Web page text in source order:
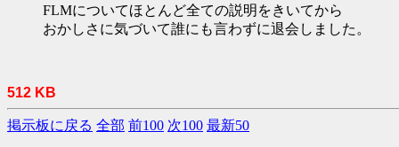
FLMについてほとんど全ての説明をきいてから
おかしさに気づいて誰にも言わずに退会しました。
512 KB
掲示板に戻る 全部 前100 次100 最新50